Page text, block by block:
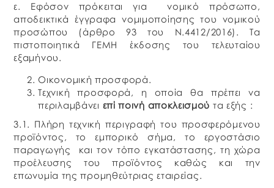
ε. Εφόσον πρόκειται για νομικό πρόσωπο,
αποδεικτικά έγγραφα νομιμοποίησης του νομικού
προσώπου (άρθρο 93 του Ν.4412/2016). Τα
πιστοποιητικά ΓΕΜΗ έκδοσης του τελευταίου
εξαμήνου.
Οικονομική προσφορά.
Τεχνική προσφορά, η οποία θα πρέπει να
περιλαμβάνει επί ποινή αποκλεισμού τα εξής :
3.1. Πλήρη τεχνική περιγραφή του προσφερόμενου
προϊόντος, το εμπορικό σήμα, το εργοστάσιο
παραγωγής και τον τόπο εγκατάστασης, τη χώρα
προέλευσης του προϊόντος καθώς και την
επωνυμία της προμηθεύτριας εταιρείας.